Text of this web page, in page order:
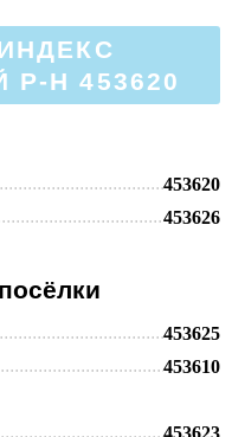
Н 453620
453620
453626
453625
453610
453623